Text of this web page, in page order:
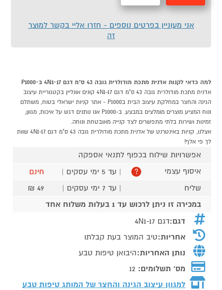
אני מעוניין בפרטים נוספים - חזרו אליי בקשר למוצר
זה
למה כדאי לקנות אדנית מתכת מודולרית גובה 43 ס"מ דגם 4N1-17 ב-P1000
אדנית מתכת מודולרית גובה 43 ס"מ דגם 4N1-17 קונים אונליין בקטגוריית עיצוב
הגינה והחצר במחלקת עיצוב הבית בP1000 - אתר קניות ישראלי בטוח, משתלם
ונוח המציע מוצרים מומלצים במבצע. ב-P1000 אנו נותנים דגש על איכות, מגוון,
זמינות ושירות בלתי מתפשרים לצד קנייה מאובטחת ונוחה.
אצלנו, קניות באינטרנט של אדנית מתכת מודולרית גובה 43 ס"מ דגם 4N1-17 שוות
לך פי אלף!
אפשרויות שילוח בכפוף לתנאי אספקה
איסוף עצמי
? | עד 5 ימי עסקים |
חינם
שליח
| עד 7 ימי עסקים |
49 ₪
במכירה זו ניתן לרכוש עד 1 בעלות משלוח אחד
דגם:דגם 4N1-17
אחריות:טיב המוצר בעת קבלתו
נותן האחריות:היבואן טיפות טבע
מס' תשלומים: 12
למגוון עיצוב הגינה והחצר של המותג טיפות טבע